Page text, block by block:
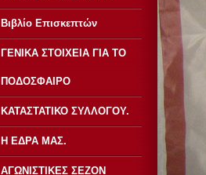
Βιβλίο Επισκεπτών
ΓΕΝΙΚΑ ΣΤΟΙΧΕΙΑ ΓΙΑ ΤΟ
ΠΟΔΟΣΦΑΙΡΟ
ΚΑΤΑΣΤΑΤΙΚΟ ΣΥΛΛΟΓΟΥ.
Η ΕΔΡΑ ΜΑΣ.
ΑΓΩΝΙΣΤΙΚΕΣ ΣΕΖΟΝ